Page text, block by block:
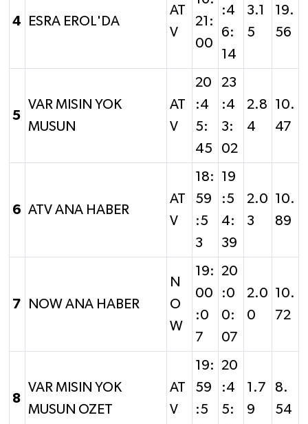
4 ESRA EROL'DA
AT
V
21:
00
:4
6:
14
3.1
5
19.
56
5
VAR MISIN YOK
MUSUN
AT
V
20
:4
5:
45
23
:4
3:
02
2.8
4
10.
47
6 ATV ANA HABER
AT
V
18:
59
:5
3
19
:5
4:
39
2.0
3
10.
89
7 NOW ANA HABER
N
O
W
19:
00
:0
7
20
:0
0:
07
2.0
0
10.
72
8
VAR MISIN YOK
MUSUN OZET
AT
V
19:
59
:5
20
:4
5:
1.7
9
8.
54